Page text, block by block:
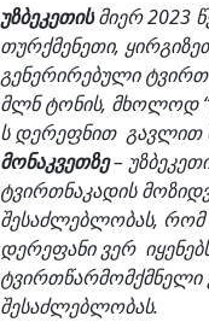
უზბეკეთისმიერ 2023
თურქმენეთი,
გენერირებული
მლნ ტონის, მხოლოდ
ს დერეფნით გავლით
მონაკვეთზე–
ტვირთნაკადის
შესაძლებლობას,
დერეფანი ვერ
ტვირთწარმომქმნელი
შესაძლებლობას.